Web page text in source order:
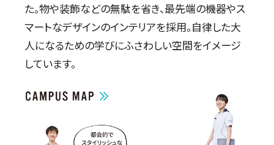
た。物や装飾などの無駄を省き、最先端の機器やス
マートなデザインのインテリアを採用。自律した大
人になるための学びにふさわしい空間をイメージ
しています。